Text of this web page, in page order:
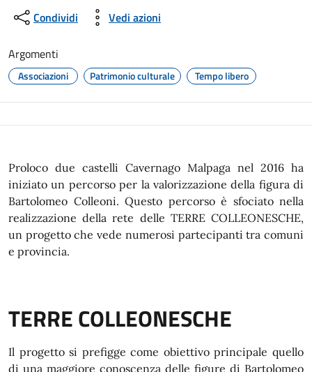
Condividi Vedi azioni
Argomenti
Associazioni Patrimonio culturale Tempo libero
Proloco due castelli Cavernago Malpaga nel 2016 ha
iniziato un percorso per la valorizzazione della figura di
Bartolomeo Colleoni. Questo percorso è sfociato nella
realizzazione della rete delle TERRE COLLEONESCHE,
un progetto che vede numerosi partecipanti tra comuni
e provincia.
TERRE COLLEONESCHE
Il progetto si prefigge come obiettivo principale quello
di una maggiore conoscenza delle figure di Bartolomeo